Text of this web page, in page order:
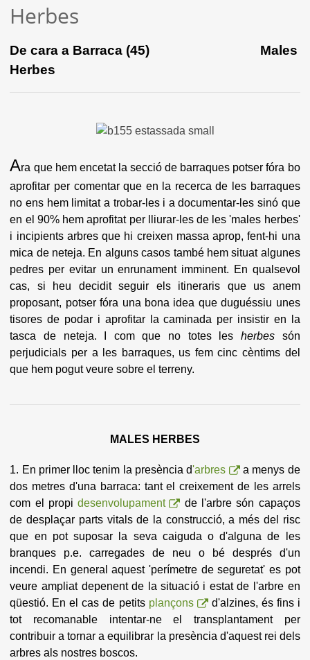
Herbes
De cara a Barraca (45) Males
Herbes
Ara que hem encetat la secció de barraques potser fóra bo
aprofitar per comentar que en la recerca de les barraques
no ens hem limitat a trobar-les i a documentar-les sinó que
en el 90% hem aprofitat per lliurar-les de les 'males herbes'
i incipients arbres que hi creixen massa aprop, fent-hi una
mica de neteja. En alguns casos també hem situat algunes
pedres per evitar un enrunament imminent. En qualsevol
cas, si heu decidit seguir els itineraris que us anem
proposant, potser fóra una bona idea que duguéssiu unes
tisores de podar i aprofitar la caminada per insistir en la
tasca de neteja. I com que no totes les herbessón
perjudicials per a les barraques, us fem cinc cèntims del
que hem pogut veure sobre el terreny.
MALES HERBES
1. En primer lloc tenim la presència d'arbres
a menys de
dos metres d'una barraca: tant el creixement de les arrels
com el propidesenvolupament
de l'arbre són capaços
de desplaçar parts vitals de la construcció, a més del risc
que en pot suposar la seva caiguda o d'alguna de les
branques p.e. carregades de neu o bé després d'un
incendi. En general aquest 'perímetre de seguretat' es pot
veure ampliat depenent de la situació i estat de l'arbre en
qüestió. En el cas de petits plançons
d'alzines, és fins i
tot recomanable intentar-ne el transplantament per
contribuir a tornar a equilibrar la presència d'aquest rei dels
arbres als nostres boscos.